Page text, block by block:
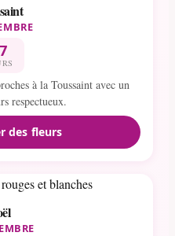
à la Toussaint avec un
respectueux.
des fleurs